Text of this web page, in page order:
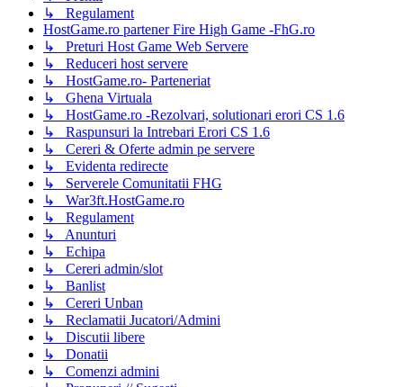
↳ Regulament
HostGame.ro partener Fire High Game -FhG.ro
↳ Preturi Host Game Web Servere
↳ Reduceri host servere
↳ HostGame.ro- Parteneriat
↳ Ghena Virtuala
↳ HostGame.ro -Rezolvari, solutionari erori CS 1.6
↳ Raspunsuri la Intrebari Erori CS 1.6
↳ Cereri & Oferte admin pe servere
↳ Evidenta redirecte
↳ Serverele Comunitatii FHG
↳ War3ft.HostGame.ro
↳ Regulament
↳ Anunturi
↳ Echipa
↳ Cereri admin/slot
↳ Banlist
↳ Cereri Unban
↳ Reclamatii Jucatori/Admini
↳ Discutii libere
↳ Donatii
↳ Comenzi admini